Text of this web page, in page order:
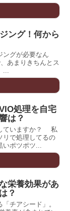
ング！何から
ングが必要なん
あまりきちんとス
...
処理を自宅
は？
ていますか？ 私
リで処理してるの
いポツポツ...
栄養効果があ
？
チアシード」。